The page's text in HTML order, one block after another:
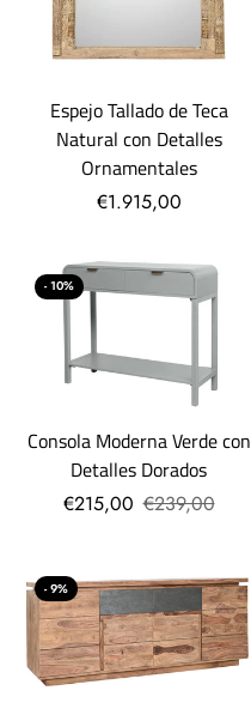
Espejo Tallado de Teca
Natural con Detalles
Ornamentales
€1.915,00
- 10%
Consola Moderna Verde con
Detalles Dorados
€215,00 €239,00
- 9%